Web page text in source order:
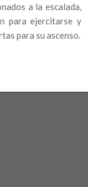
a la escalada,
para ejercitarse y
para su ascenso.